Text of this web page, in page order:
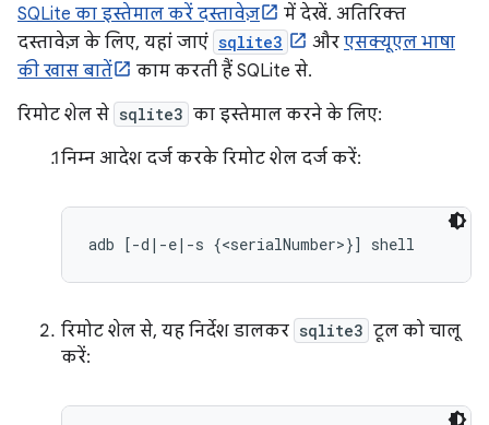
SQLite का इस्तेमाल करें दस्तावेज़
में देखें. अतिरिक्त
दस्तावेज़ के लिए, यहां जाएं sqlite3 और एसक्यूएल भाषा
की खास बातें
काम करती हैं SQLite से.
रिमोट शेल से sqlite3 का इस्तेमाल करने के लिए:
निम्न आदेश दर्ज करके रिमोट शेल दर्ज करें:
adb [-d|-e|-s {<serialNumber>}] shell
रिमोट शेल से, यह निर्देश डालकर sqlite3 टूल को चालू
करें: